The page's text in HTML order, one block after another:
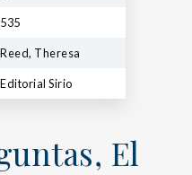
535
Reed, Theresa
Editorial Sirio
El